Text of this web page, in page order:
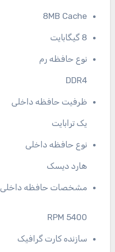
8MB Cache
8 گیگابایت
نوع حافظه رم
DDR4
ظرفیت حافظه داخلی
یک ترابایت
نوع حافظه داخلی
هارد دیسک
مشخصات حافظه داخلی
5400 RPM
سازنده کارت گرافیک